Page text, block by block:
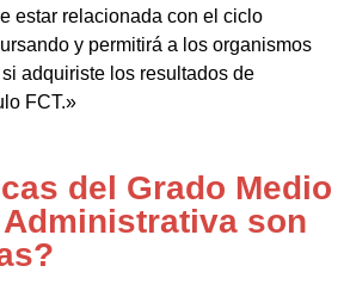
estar relacionada con el ciclo
y permitirá a los organismos
adquiriste los resultados de
FCT.»
del Grado Medio
son